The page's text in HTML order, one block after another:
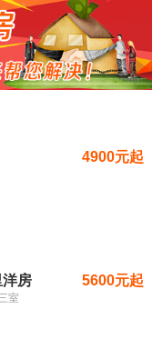
4900元起
洋房 5600元起
室